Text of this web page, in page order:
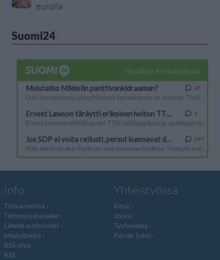
eurolla
Suomi24
Info
Tietoa meistä
Tietosuojalauseke
Lähetä uutisvinkki
Mediatiedot
RSS-ohje
RSS
Yhteistyössä
Kesä!
Jocka
Tyyliniekka
Päivän Lehti